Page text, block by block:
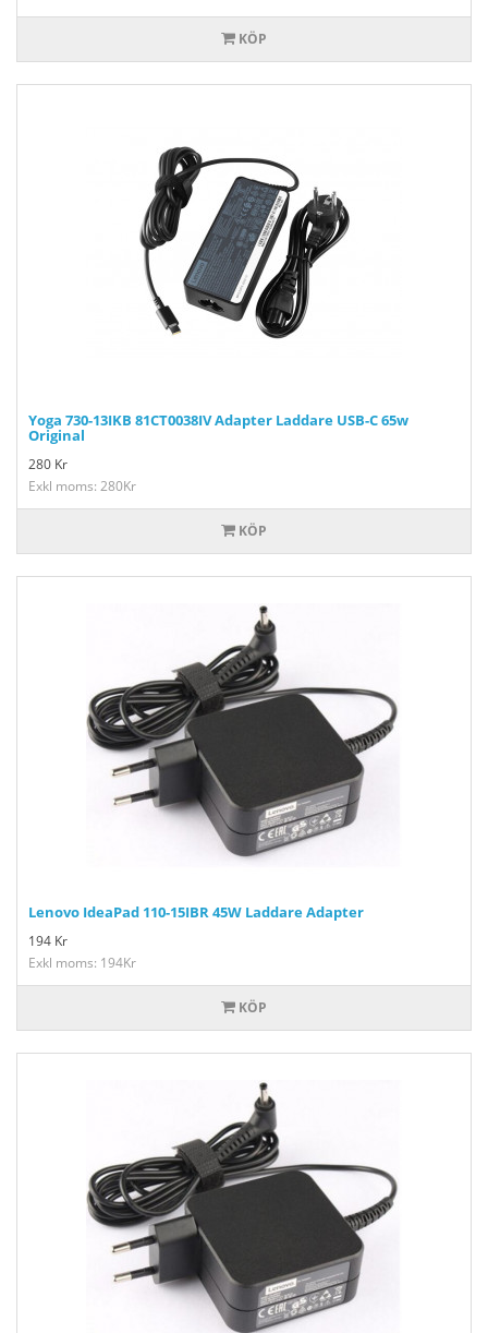
KÖP
Yoga 730-13IKB 81CT0038IV Adapter Laddare USB-C 65w
Original
280 Kr
Exkl moms: 280Kr
KÖP
Lenovo IdeaPad 110-15IBR 45W Laddare Adapter
194 Kr
Exkl moms: 194Kr
KÖP